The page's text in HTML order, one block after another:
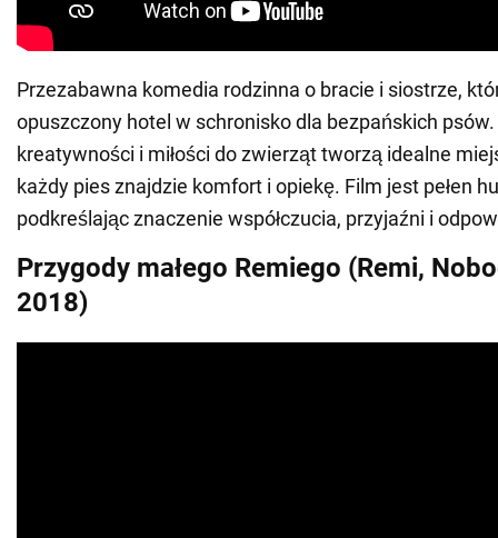
Przezabawna komedia rodzinna o bracie i siostrze,
opuszczony hotel w schronisko dla bezpańskich
kreatywności i miłości do zwierząt tworzą idealne
każdy pies znajdzie komfort i opiekę. Film jest pełen
podkreślając znaczenie współczucia, przyjaźni i
Przygody małego Remiego (Remi,
2018)